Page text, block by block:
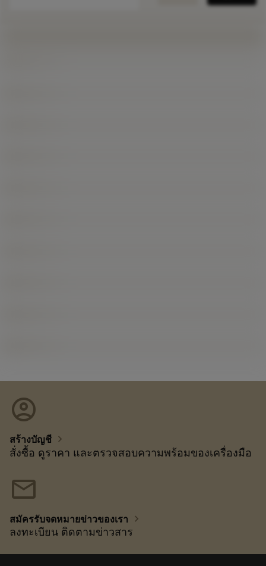
account_circle
สร้างบัญชี chevron_right
สั่งซื้อ ดูราคา และตรวจสอบความพร้อมของเครื่องมือ
mail
สมัครรับจดหมายข่าวของเรา chevron_right
ลงทะเบียน ติดตามข่าวสาร